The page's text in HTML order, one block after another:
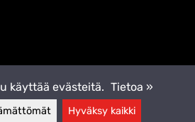
käyttää evästeitä. Tietoa »
Hyväksy kaikki